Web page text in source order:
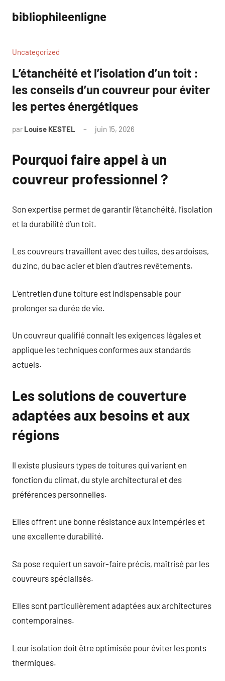
contenu
bibliophileenligne
Uncategorized
L’étanchéité et l’isolation d’un toit :
les conseils d’un couvreur pour éviter
les pertes énergétiques
par Louise KESTEL juin 15, 2026
Pourquoi faire appel à un
couvreur professionnel ?
Son expertise permet de garantir l’étanchéité, l’isolation
et la durabilité d’un toit.
Les couvreurs travaillent avec des tuiles, des ardoises,
du zinc, du bac acier et bien d’autres revêtements.
L’entretien d’une toiture est indispensable pour
prolonger sa durée de vie.
Un couvreur qualifié connaît les exigences légales et
applique les techniques conformes aux standards
actuels.
Les solutions de couverture
adaptées aux besoins et aux
régions
Il existe plusieurs types de toitures qui varient en
fonction du climat, du style architectural et des
préférences personnelles.
Elles offrent une bonne résistance aux intempéries et
une excellente durabilité.
Sa pose requiert un savoir-faire précis, maîtrisé par les
couvreurs spécialisés.
Elles sont particulièrement adaptées aux architectures
contemporaines.
Leur isolation doit être optimisée pour éviter les ponts
thermiques.